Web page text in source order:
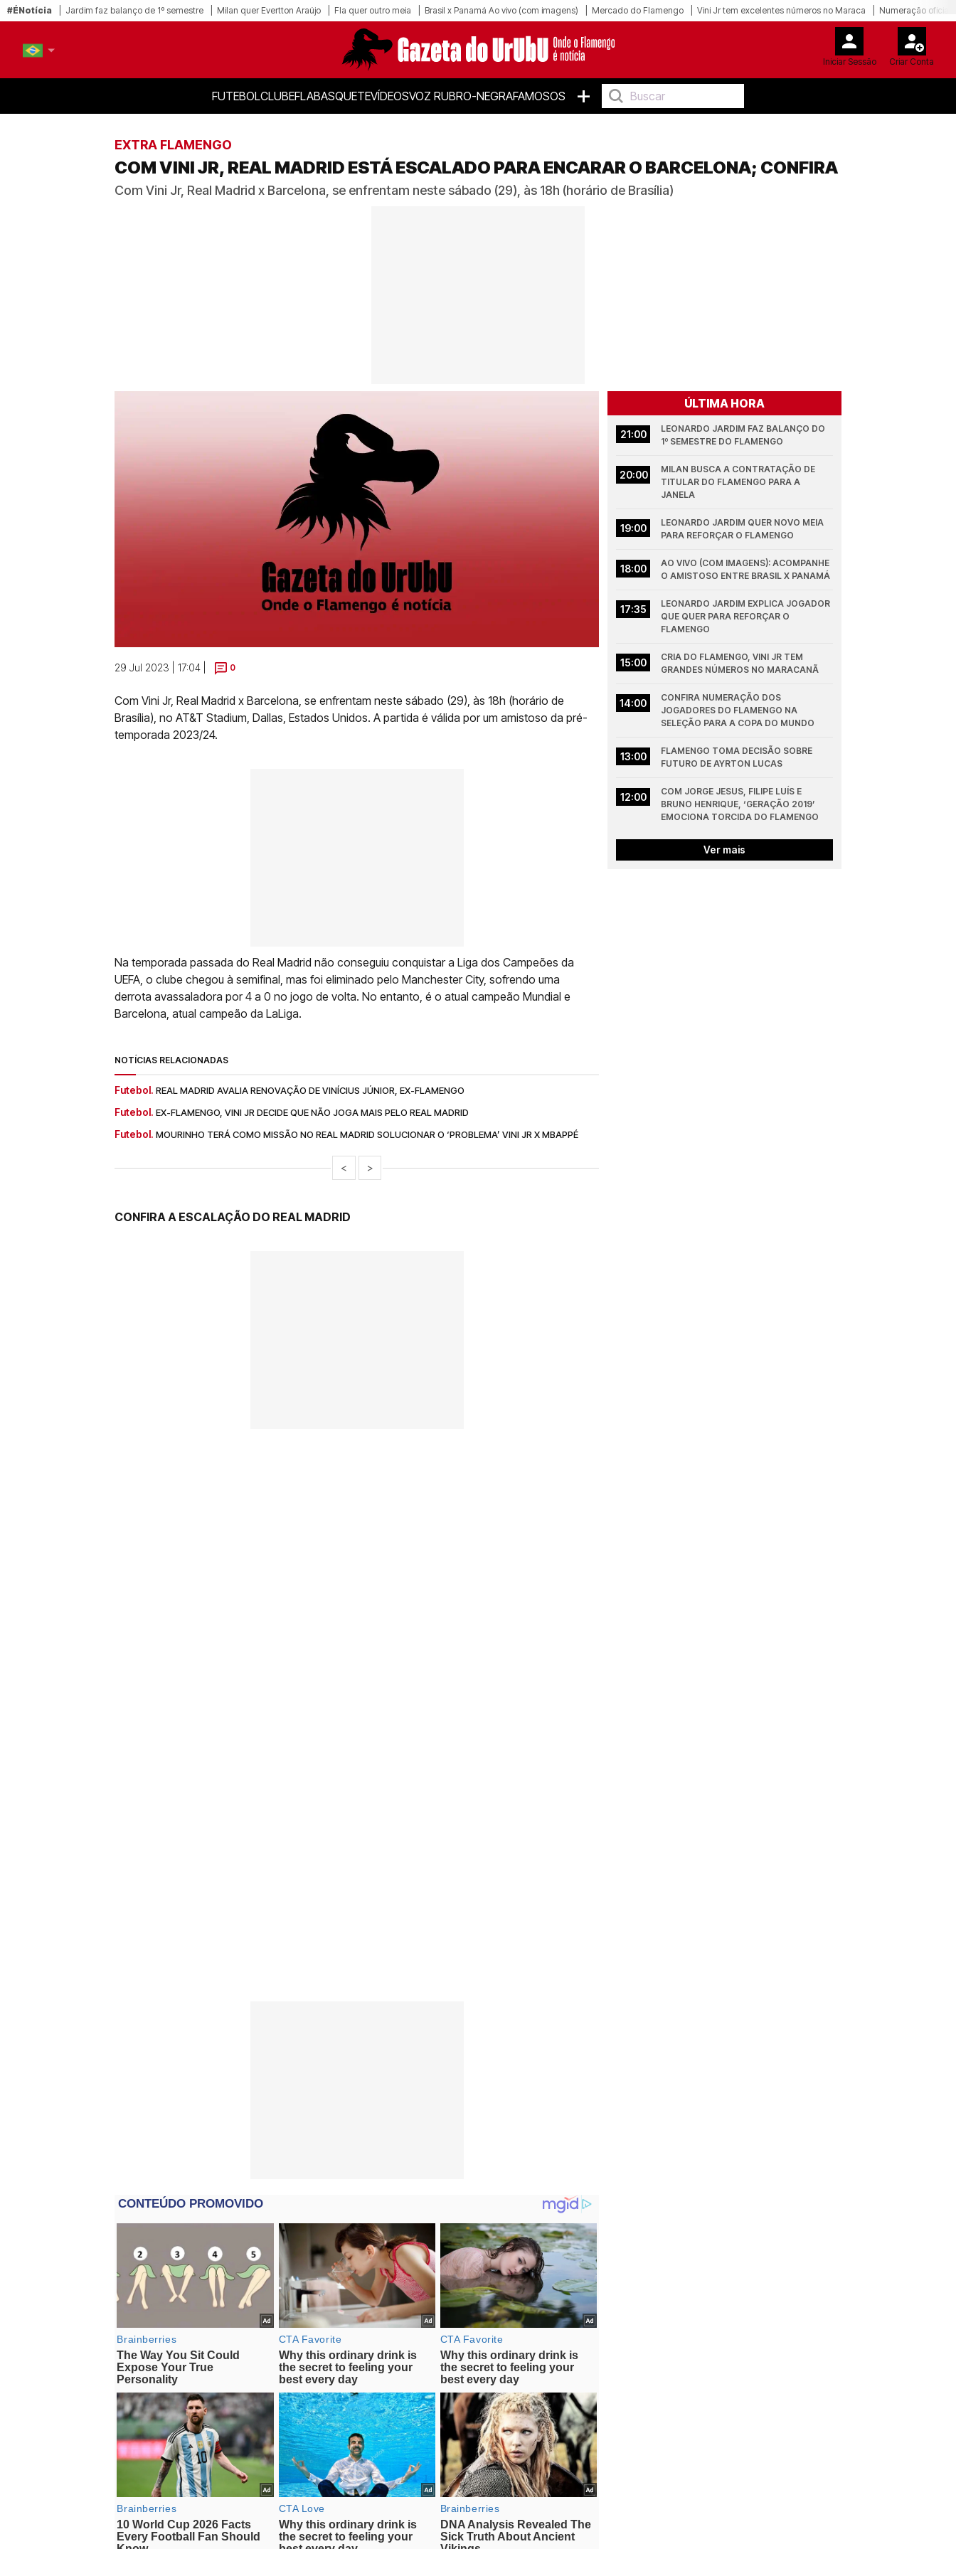
#ÉNotícia Jardim faz balanço de 1º semestre Milan quer Evertton Araújo Fla quer outro meia Brasil x Panamá Ao vivo (com imagens) Mercado do Flamengo Vini Jr tem excelentes números no Maraca Numeração oficial
Iniciar Sessão Criar Conta
FUTEBOLCLUBEFLABASQUETEVÍDEOSVOZ RUBRO-NEGRAFAMOSOS +
EXTRA FLAMENGO
COM VINI JR, REAL MADRID ESTÁ ESCALADO PARA ENCARAR O BARCELONA; CONFIRA
Com Vini Jr, Real Madrid x Barcelona, se enfrentam neste sábado (29), às 18h (horário de Brasília)
29 Jul 2023 | 17:04 | 0
Com Vini Jr, Real Madrid x Barcelona, se enfrentam neste sábado (29), às 18h (horário de
Brasília), no AT&T Stadium, Dallas, Estados Unidos. A partida é válida por um amistoso da pré-
temporada 2023/24.
Na temporada passada do Real Madrid não conseguiu conquistar a Liga dos Campeões da
UEFA, o clube chegou à semifinal, mas foi eliminado pelo Manchester City, sofrendo uma
derrota avassaladora por 4 a 0 no jogo de volta. No entanto, é o atual campeão Mundial e
Barcelona, atual campeão da LaLiga.
NOTÍCIAS RELACIONADAS
Futebol. REAL MADRID AVALIA RENOVAÇÃO DE VINÍCIUS JÚNIOR, EX-FLAMENGO
Futebol. EX-FLAMENGO, VINI JR DECIDE QUE NÃO JOGA MAIS PELO REAL MADRID
Futebol. MOURINHO TERÁ COMO MISSÃO NO REAL MADRID SOLUCIONAR O ‘PROBLEMA’ VINI JR X MBAPPÉ
< >
CONFIRA A ESCALAÇÃO DO REAL MADRID
ÚLTIMA HORA
21:00
LEONARDO JARDIM FAZ BALANÇO DO
1º SEMESTRE DO FLAMENGO
20:00
MILAN BUSCA A CONTRATAÇÃO DE
TITULAR DO FLAMENGO PARA A
JANELA
19:00
LEONARDO JARDIM QUER NOVO MEIA
PARA REFORÇAR O FLAMENGO
18:00
AO VIVO (COM IMAGENS): ACOMPANHE
O AMISTOSO ENTRE BRASIL X PANAMÁ
17:35
LEONARDO JARDIM EXPLICA JOGADOR
QUE QUER PARA REFORÇAR O
FLAMENGO
15:00
CRIA DO FLAMENGO, VINI JR TEM
GRANDES NÚMEROS NO MARACANÃ
14:00
CONFIRA NUMERAÇÃO DOS
JOGADORES DO FLAMENGO NA
SELEÇÃO PARA A COPA DO MUNDO
13:00
FLAMENGO TOMA DECISÃO SOBRE
FUTURO DE AYRTON LUCAS
12:00
COM JORGE JESUS, FILIPE LUÍS E
BRUNO HENRIQUE, ‘GERAÇÃO 2019’
EMOCIONA TORCIDA DO FLAMENGO
Ver mais